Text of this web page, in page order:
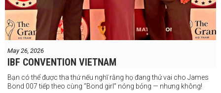
May 26, 2026
IBF CONVENTION VIETNAM
Bạn có thể được tha thứ nếu nghĩ rằng họ đang thử vai cho James
Bond 007 tiếp theo cùng “Bond girl” nóng bỏng — nhưng không!